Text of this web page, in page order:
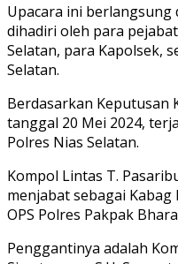
Upacara ini berlangsung
dihadiri oleh para
Selatan, para Kapolsek,
Selatan.
Berdasarkan Keputusan
tanggal 20 Mei 2024,
Polres Nias Selatan.
Kompol Lintas T.
menjabat sebagai Kabag
OPS Polres Pakpak
Penggantinya adalah